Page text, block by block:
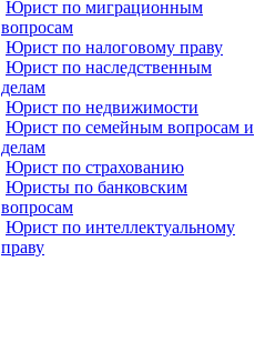
Юрист по миграционным
вопросам
Юрист по налоговому праву
Юрист по наследственным
делам
Юрист по недвижимости
Юрист по семейным вопросам и
делам
Юрист по страхованию
Юристы по банковским
вопросам
Юрист по интеллектуальному
праву